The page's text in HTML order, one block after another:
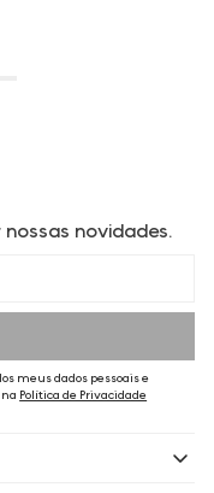
novidades.
meus dados pessoais e
Política de Privacidade